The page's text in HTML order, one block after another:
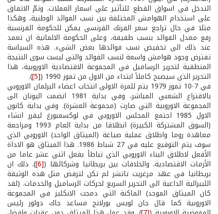
التدخل في اسواق القطع للتأثير على اسعار العملات. وتمّ الاتفاق
على استخدام الهوامش المختلفة بين نسب الفوائد الوطنية، وهكذا
مثلا في حال تراجع سعر الفرنك الفرنسي يمكن للحكومة الفرنسية
رفع معدل الفوائد بنسب طفيفة، وعلى الحكومة الالمانية ان تعمد
عند ذلك الى تخفيض نسب فوائدها بعض الشيء. هذه السياسة
تفترض وجود هوامش واسعة لنسب الفوائد والتي ليست سوى النتيجة
المنطقية لتحرير الرساميل في المجموعة الاقتصادية الاوروبية، هذا
التحرير الذي سيصبح كاملاً ابتداء من الاول من تموز 1990 ( [5]
).
في 7-10 تموز 1979 يتم للمرة الاولى انتخاب اعضاء البرلمان الاوروبي
بالاقتراع الشعبي المباشر، وفي بداية 1981 انضمت اليونان الى
المجموعة الاوروبية التي صارت (مجموعة العشرة). وفي بداية كانون
الاول 1985 اجتمع المجلس الاوروبي في لوكسمبورغ ليقرر انشاء
(السوق المشتركة الكبيرة) انطلاقا من بداية العام 1993 ومراجعة
معاهدة روما واطلاق عملية صياغة (الميثاق الواحد) الاوروبي الذي
سوف يتم التوقيع عليه في 27 شباط 1986. هذا الميثاق هو الاداة
الأفعل لاطلاق البناء الاوروبي الذي تباطأ بفعل اثني عشر عاما من
الأزمات الاقتصادية، والخلافات بين بريطانيا وشركائها ([6] ). ذلك ان
بريطانيا في عهد مرغريت تاتشر لم تكن لترفض مثل هذه الوثيقة
الليبرالية الداعية الى التحرير السريع لحركات الرساميل والخدمات. (لقد
كان الميثاق الموحد) الماكنة التي دمجت الانكليز في المجموعة
الاوروبية كما قال جان لويس بورلانج مساعد جاك دولور رئيس